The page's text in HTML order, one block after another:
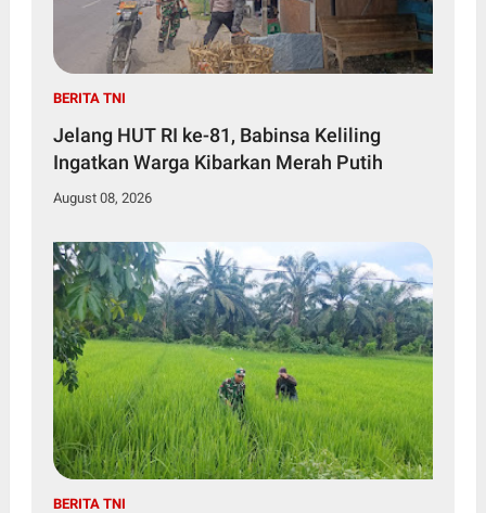
BERITA TNI
Jelang HUT RI ke-81, Babinsa Keliling
Ingatkan Warga Kibarkan Merah Putih
August 08, 2026
BERITA TNI